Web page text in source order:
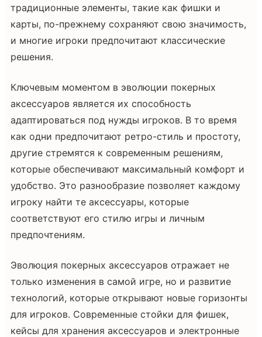
традиционные элементы, такие как фишки и
карты, по-прежнему сохраняют свою значимость,
и многие игроки предпочитают классические
решения.
Ключевым моментом в эволюции покерных
аксессуаров является их способность
адаптироваться под нужды игроков. В то время
как одни предпочитают ретро-стиль и простоту,
другие стремятся к современным решениям,
которые обеспечивают максимальный комфорт и
удобство. Это разнообразие позволяет каждому
игроку найти те аксессуары, которые
соответствуют его стилю игры и личным
предпочтениям.
Эволюция покерных аксессуаров отражает не
только изменения в самой игре, но и развитие
технологий, которые открывают новые горизонты
для игроков. Современные стойки для фишек,
кейсы для хранения аксессуаров и электронные